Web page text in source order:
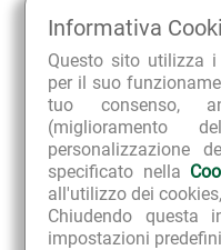
Informativa
Questo sito utilizza
per il suo
tuo consenso,
(miglioramento
personalizzazione
specificato nella
all'utilizzo dei
Chiudendo questa
impostazioni